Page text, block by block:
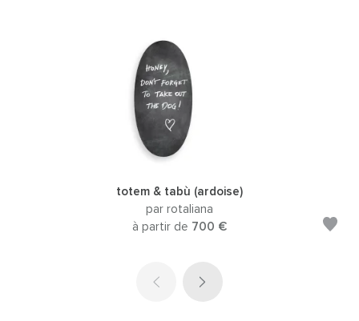
totem & tabù (ardoise)
par rotaliana
à partir de 700 €